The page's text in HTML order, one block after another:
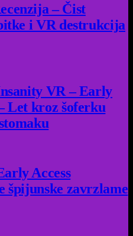
– Čist
i VR destrukcija
VR – Early
Let kroz šoferku
Access
špijunske zavrzlame